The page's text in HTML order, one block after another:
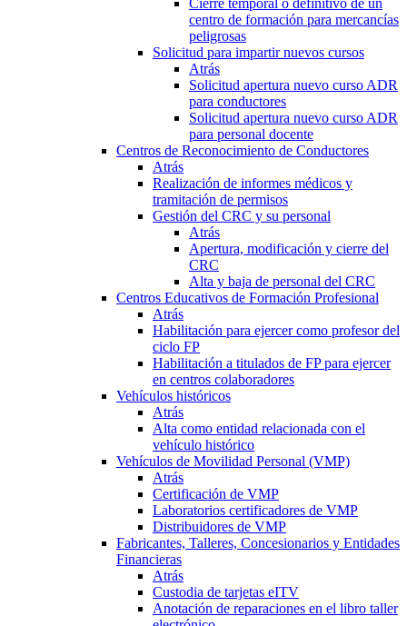
Cierre temporal o definitivo de un
centro de formación para mercancías
peligrosas
Solicitud para impartir nuevos cursos
Atrás
Solicitud apertura nuevo curso ADR
para conductores
Solicitud apertura nuevo curso ADR
para personal docente
Centros de Reconocimiento de Conductores
Atrás
Realización de informes médicos y
tramitación de permisos
Gestión del CRC y su personal
Atrás
Apertura, modificación y cierre del
CRC
Alta y baja de personal del CRC
Centros Educativos de Formación Profesional
Atrás
Habilitación para ejercer como profesor del
ciclo FP
Habilitación a titulados de FP para ejercer
en centros colaboradores
Vehículos históricos
Atrás
Alta como entidad relacionada con el
vehículo histórico
Vehículos de Movilidad Personal (VMP)
Atrás
Certificación de VMP
Laboratorios certificadores de VMP
Distribuidores de VMP
Fabricantes, Talleres, Concesionarios y Entidades
Financieras
Atrás
Custodia de tarjetas eITV
Anotación de reparaciones en el libro taller